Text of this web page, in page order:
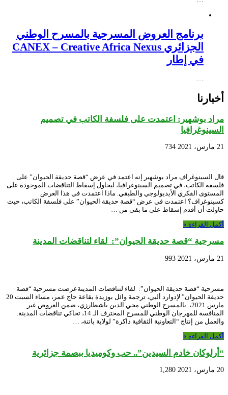
برنامج العروض المسرحية بالمسرح الوطني
الجزائري CANEX – Creative Africa Nexus
في إطار
…
أخبارنا
مراد بوشهير: اعتمدت على فلسفة الكاتب في تصميم
السينوغرافيا
21 مارس، 2021 734
قال السينوغراف مراد بوشهير إنه اعتمد في عرض “قصة حديقة الحيوان” على
فلسفة الكاتب، في تصميم السينوغرافيا، ليحاول إسقاط التناقضات الموجودة على
المستوى الفكري الأيديولوجي والطبقي. ماذا اعتمدت في هذا العرض
كسينوغراف؟ اعتمدت في عرض “قصة حديقة الحيوان” على فلسفة الكاتب، حيث
حاولت أن أقدم إسقاط على ما بقى من …
أكمل القراءة »
مسرحية “قصة حديقة الحيوان”: لقاء لتناقضات المدينة
21 مارس، 2021 993
مسرحية “قصة حديقة الحيوان”: لقاء لتناقضات المدينةعرضت مسرحية “قصة
حديقة الحيوان” لإدوارد ألبي، ترجمة وائل بوزيدة بقاعة حاج عمر، مساء السبت 20
مارس 2021، بالمسرح الوطني محي الدين باشطارزي، ضمن العروض غير
المنافسة للمهرجان الوطني للمسرح المحترف الـ 14، تحاكي تناقضات المدينة.
والعمل من إنتاج “التعاونية الثقافية ذاكرة” لولاية باتنة، …
أكمل القراءة »
“أرلوكان خادم السيدين”.. حب وكوميديا ببصمة جزائرية
20 مارس، 2021 1,280